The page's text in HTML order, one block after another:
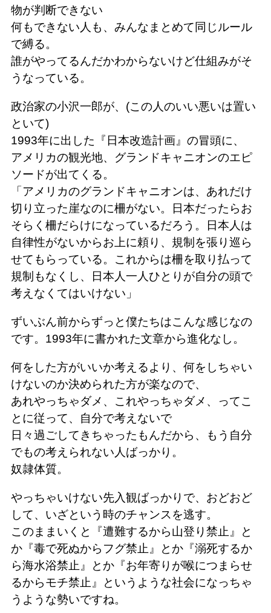
物が判断できない
何もできない人も、みんなまとめて同じルール
で縛る。
誰がやってるんだかわからないけど仕組みがそ
うなっている。
政治家の小沢一郎が、(この人のいい悪いは置い
といて)
1993年に出した『日本改造計画』の冒頭に、
アメリカの観光地、グランドキャニオンのエピ
ソードが出てくる。
「アメリカのグランドキャニオンは、あれだけ
切り立った崖なのに柵がない。日本だったらお
そらく柵だらけになっているだろう。日本人は
自律性がないからお上に頼り、規制を張り巡ら
せてもらっている。これからは柵を取り払って
規制もなくし、日本人一人ひとりが自分の頭で
考えなくてはいけない」
ずいぶん前からずっと僕たちはこんな感じなの
です。1993年に書かれた文章から進化なし。
何をした方がいいか考えるより、何をしちゃい
けないのか決められた方が楽なので、
あれやっちゃダメ、これやっちゃダメ、ってこ
とに従って、自分で考えないで
日々過ごしてきちゃったもんだから、もう自分
でもの考えられない人ばっかり。
奴隷体質。
やっちゃいけない先入観ばっかりで、おどおど
して、いざという時のチャンスを逃す。
このままいくと『遭難するから山登り禁止』と
か『毒で死ぬからフグ禁止』とか『溺死するか
ら海水浴禁止』とか『お年寄りが喉につまらせ
るからモチ禁止』というような社会になっちゃ
うような勢いですね。